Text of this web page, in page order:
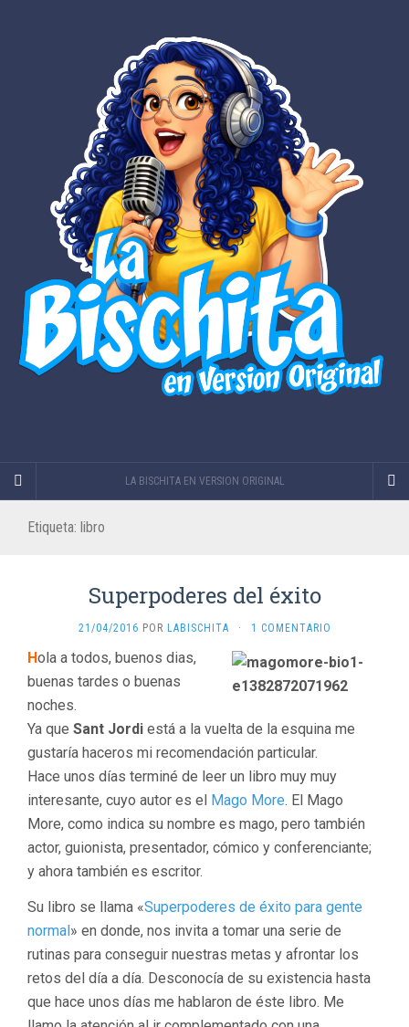
LA BISCHITA EN VERSION ORIGINAL
Etiqueta: libro
Superpoderes del éxito
21/04/2016 POR LABISCHITA · 1 COMENTARIO
Hola a todos, buenos dias,
buenas tardes o buenas
noches.
Ya que Sant Jordi está a la vuelta de la esquina me
gustaría haceros mi recomendación particular.
Hace unos días terminé de leer un libro muy muy
interesante, cuyo autor es el
Mago More. El Mago
More, como indica su nombre es mago, pero también
actor, guionista, presentador, cómico y conferenciante;
y ahora también es escritor.
Su libro se llama «Superpoderes de éxito para gente
normal » en donde, nos invita a tomar una serie de
rutinas para conseguir nuestras metas y afrontar los
retos del día a día. Desconocía de su existencia hasta
que hace unos días me hablaron de éste libro. Me